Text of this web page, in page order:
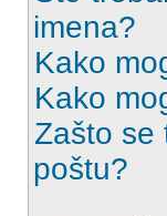
imena?
Kako
Kako
Zašto se
poštu?